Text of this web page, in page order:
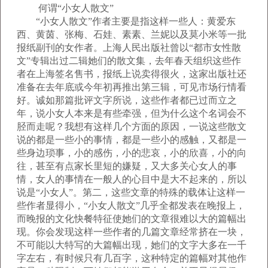
何谓“小女人散文”
“小女人散文”作者主要是指这样一些人：黄爱东
西、黄茵、张梅、石娃、素素、兰妮以及莫小米等一批
报纸副刊的女作者。上海人民出版社曾以“都市女性散
文”专辑出过二辑她们的散文集，去年春天组织这些作
者在上海签名售书，报纸上说卖得很火，这家出版社还
准备在去年底或今年初再推出第三辑，可见市场行情看
好。诚如那篇批评文字所说，这些作者都已过而立之
年，说小女人本来是有些牵强，但为什么这个名词会不
胫而走呢？我想有这样几个方面的原因，一说这些散文
说的都是一些小的事情，都是一些小的感触，又都是一
些身边琐事，小的感伤，小的悲哀，小的欣喜，小的向
往，甚至有点家长里短的嫌疑，又大多关心女人的事
情，女人的事情在一般人的心目中是大不起来的，所以
说是“小女人”。第二，这些文章的特殊的载体让这样一
些作者显得小，“小女人散文”几乎全都发表在晚报上，
而晚报的文化快餐特征使她们的文章很难以大的篇幅出
现。你会发现这样一些作者的几篇文章经常挤在一块，
不可能以大特写的大篇幅出现，她们的文字大多在一千
字左右，有时候只有几百字，这种特定的篇幅对其他作